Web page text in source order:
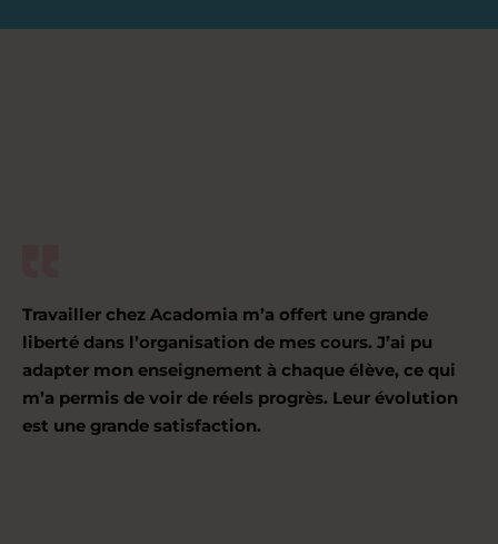
Travailler chez Acadomia m’a offert une grande
liberté dans l’organisation de mes cours. J’ai pu
adapter mon enseignement à chaque élève, ce qui
m’a permis de voir de réels progrès. Leur évolution
est une grande satisfaction.